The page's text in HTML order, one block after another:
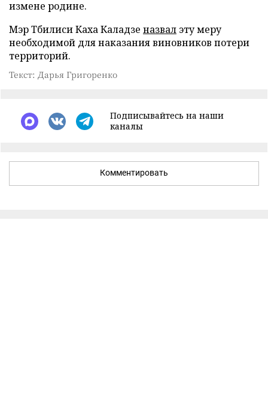
измене родине.
Мэр Тбилиси Каха Каладзе назвал эту меру
необходимой для наказания виновников потери
территорий.
Текст: Дарья Григоренко
Подписывайтесь на наши
каналы
Комментировать